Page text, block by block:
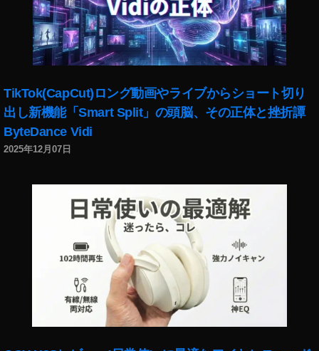
TikTok(CapCut)ロング動画やライブからショート切り
出し新機能「Smart Split」の頭脳、その正体と挫折譚
ByteDance Vidi
2025年12月07日